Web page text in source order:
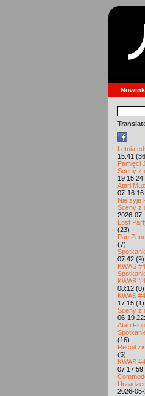
Letnia
15:41
Pamięci
Sceny z
19 15:24
Atari
07-16
Nie żyje
Sceny z
2026-
Lost
(23)
Pan
(7)
07:42 (9)
KWAS
KWAS
08:12 (0)
KWAS
17:15 (1)
Sceny z
06-19
Atari
(16)
Recoil
(5)
KWAS
07 17:59
2026-